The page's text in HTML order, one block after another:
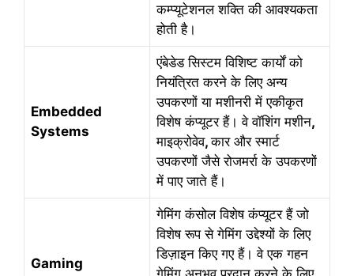
कम्प्यूटेशनल शक्ति की आवश्यकता
होती है।
Embedded
Systems
एंबेडेड सिस्टम विशिष्ट कार्यों को
नियंत्रित करने के लिए अन्य
उपकरणों या मशीनरी में एकीकृत
विशेष कंप्यूटर हैं। वे वॉशिंग मशीन,
माइक्रोवेव,कार और स्मार्ट
उपकरणों जैसे रोजमर्रा के उपकरणों
में पाए जाते हैं।
Gaming
गेमिंग कंसोल विशेष कंप्यूटर हैं जो
विशेष रूप से गेमिंग उद्देश्यों के लिए
डिज़ाइन किए गए हैं। वे एक गहन